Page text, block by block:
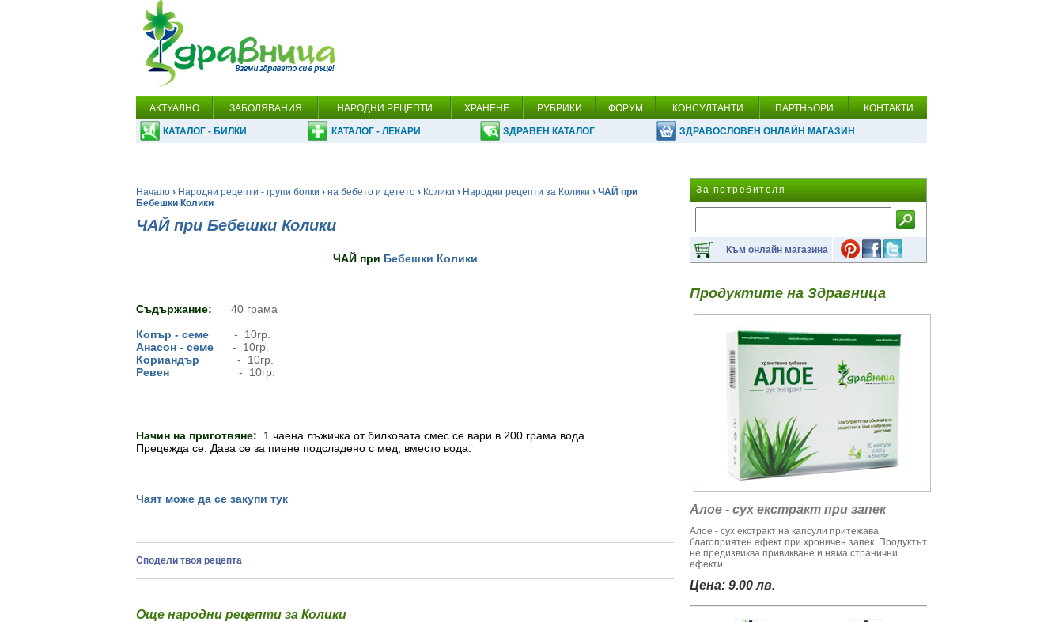
АКТУАЛНО ЗАБОЛЯВАНИЯ НАРОДНИ РЕЦЕПТИ ХРАНЕНЕ РУБРИКИ ФОРУМ КОНСУЛТАНТИ ПАРТНЬОРИ КОНТАКТИ
КАТАЛОГ - БИЛКИ КАТАЛОГ - ЛЕКАРИ ЗДРАВЕН КАТАЛОГ ЗДРАВОСЛОВЕН ОНЛАЙН МАГАЗИН
Начало › Народни рецепти - групи болки › на бебето и детето › Колики › Народни рецепти за Колики › ЧАЙ при
Бебешки Колики
ЧАЙ при Бебешки Колики
ЧАЙ при Бебешки Колики
Съдържание:
40 грама
Копър - семе - 10гр.
Анасон - семе - 10гр.
Кориандър - 10гр.
Ревен - 10гр.
Начин на приготвяне:
1 чаена лъжичка от билковата смес се вари в 200 грама вода.
Прецежда се. Дава се за пиене подсладено с мед, вместо вода.
Чаят може да се закупи тук
Сподели твоя рецепта
Oще народни рецепти за Колики
За потребителя
Към онлайн магазина
Продуктите на Здравница
Алое - сух екстракт при запек
Алое - сух екстракт на капсули притежава
благоприятен ефект при хроничен запек. Продуктът
не предизвиква привикване и няма странични
ефекти....
Цена: 9.00 лв.